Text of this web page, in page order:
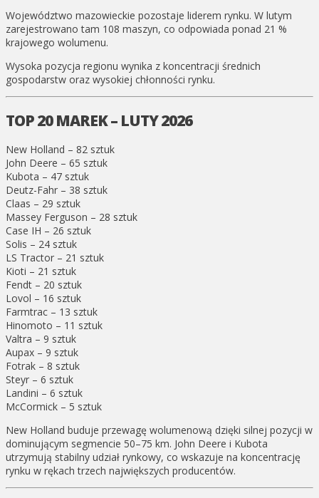
Województwo mazowieckie pozostaje liderem rynku. W lutym
zarejestrowano tam 108 maszyn, co odpowiada ponad 21 %
krajowego wolumenu.
Wysoka pozycja regionu wynika z koncentracji średnich
gospodarstw oraz wysokiej chłonności rynku.
TOP 20 MAREK – LUTY 2026
New Holland – 82 sztuk
John Deere – 65 sztuk
Kubota – 47 sztuk
Deutz-Fahr – 38 sztuk
Claas – 29 sztuk
Massey Ferguson – 28 sztuk
Case IH – 26 sztuk
Solis – 24 sztuk
LS Tractor – 21 sztuk
Kioti – 21 sztuk
Fendt – 20 sztuk
Lovol – 16 sztuk
Farmtrac – 13 sztuk
Hinomoto – 11 sztuk
Valtra – 9 sztuk
Aupax – 9 sztuk
Fotrak – 8 sztuk
Steyr – 6 sztuk
Landini – 6 sztuk
McCormick – 5 sztuk
New Holland buduje przewagę wolumenową dzięki silnej pozycji w
dominującym segmencie 50–75 km. John Deere i Kubota
utrzymują stabilny udział rynkowy, co wskazuje na koncentrację
rynku w rękach trzech największych producentów.